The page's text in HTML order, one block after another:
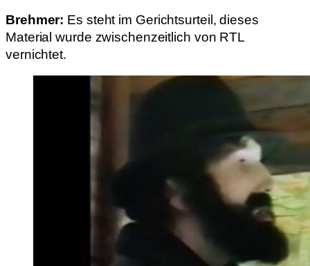
Brehmer: Es steht im Gerichtsurteil, dieses
Material wurde zwischenzeitlich von RTL
vernichtet.